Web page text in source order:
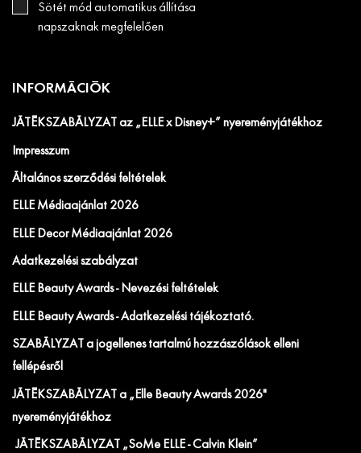
Sötét mód automatikus állítása
napszaknak megfelelően
INFORMÁCIÓK
JÁTÉKSZABÁLYZAT az „ELLE x Disney+” nyereményjátékhoz
Impresszum
Általános szerződési feltételek
ELLE Médiaajánlat 2026
ELLE Decor Médiaajánlat 2026
Adatkezelési szabályzat
ELLE Beauty Awards - Nevezési feltételek
ELLE Beauty Awards - Adatkezelési tájékoztató.
SZABÁLYZAT a jogellenes tartalmú hozzászólások elleni
fellépésről
JÁTÉKSZABÁLYZAT a „Elle Beauty Awards 2026"
nyereményjátékhoz
JÁTÉKSZABÁLYZAT „SoMe ELLE - Calvin Klein”